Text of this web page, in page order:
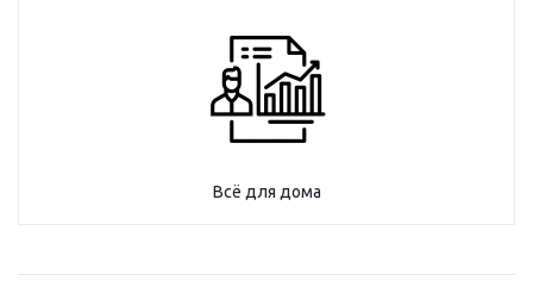
Всё для дома